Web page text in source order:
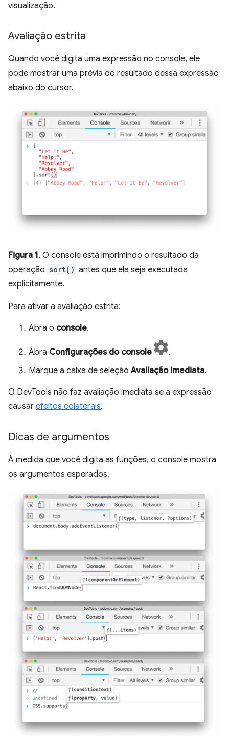
visualização.
Avaliação estrita
Quando você digita uma expressão no console, ele
pode mostrar uma prévia do resultado dessa expressão
abaixo do cursor.
Figura 1. O console está imprimindo o resultado da
operação sort() antes que ela seja executada
explicitamente.
Para ativar a avaliação estrita:
Abra o console.
Abra Configurações do console
.
Marque a caixa de seleçãoAvaliação imediata.
O DevTools não faz avaliação imediata se a expressão
causar efeitos colaterais.
Dicas de argumentos
À medida que você digita as funções, o console mostra
os argumentos esperados.